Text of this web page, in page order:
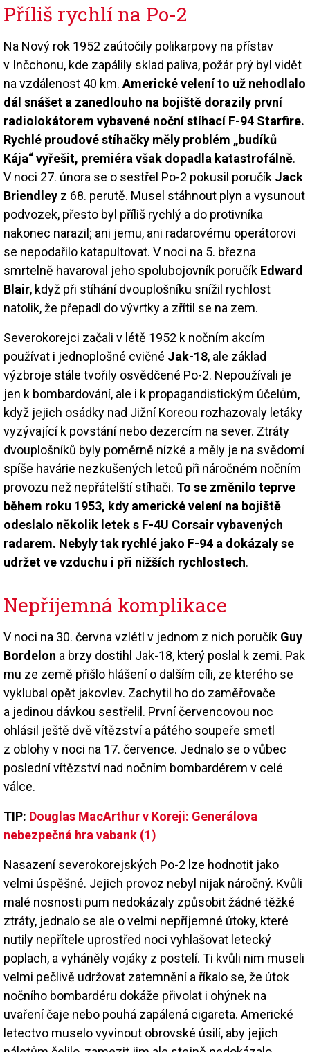
Příliš rychlí na Po-2
Na Nový rok 1952 zaútočily polikarpovy na přístav
v Inčchonu, kde zapálily sklad paliva, požár prý byl vidět
na vzdálenost 40 km. Americké velení to už nehodlalo
dál snášet a zanedlouho na bojiště dorazily první
radiolokátorem vybavené noční stíhací F-94 Starfire.
Rychlé proudové stíhačky měly problém „budíků
Kája“ vyřešit, premiéra však dopadla katastrofálně.
V noci 27. února se o sestřel Po-2 pokusil poručík Jack
Briendley z 68. perutě. Musel stáhnout plyn a vysunout
podvozek, přesto byl příliš rychlý a do protivníka
nakonec narazil; ani jemu, ani radarovému operátorovi
se nepodařilo katapultovat. V noci na 5. března
smrtelně havaroval jeho spolubojovník poručík Edward
Blair, když při stíhání dvouplošníku snížil rychlost
natolik, že přepadl do vývrtky a zřítil se na zem.
Severokorejci začali v létě 1952 k nočním akcím
používat i jednoplošné cvičné Jak-18, ale základ
výzbroje stále tvořily osvědčené Po-2. Nepoužívali je
jen k bombardování, ale i k propagandistickým účelům,
když jejich osádky nad Jižní Koreou rozhazovaly letáky
vyzývající k povstání nebo dezercím na sever. Ztráty
dvouplošníků byly poměrně nízké a měly je na svědomí
spíše havárie nezkušených letců při náročném nočním
provozu než nepřátelští stíhači. To se změnilo teprve
během roku 1953, kdy americké velení na bojiště
odeslalo několik letek s F-4U Corsair vybavených
radarem. Nebyly tak rychlé jako F-94 a dokázaly se
udržet ve vzduchu i při nižších rychlostech.
Nepříjemná komplikace
V noci na 30. června vzlétl v jednom z nich poručík Guy
Bordelon a brzy dostihl Jak-18, který poslal k zemi. Pak
mu ze země přišlo hlášení o dalším cíli, ze kterého se
vyklubal opět jakovlev. Zachytil ho do zaměřovače
a jedinou dávkou sestřelil. První červencovou noc
ohlásil ještě dvě vítězství a pátého soupeře smetl
z oblohy v noci na 17. července. Jednalo se o vůbec
poslední vítězství nad nočním bombardérem v celé
válce.
TIP: Douglas MacArthur v Koreji: Generálova
nebezpečná hra vabank (1)
Nasazení severokorejských Po-2 lze hodnotit jako
velmi úspěšné. Jejich provoz nebyl nijak náročný. Kvůli
malé nosnosti pum nedokázaly způsobit žádné těžké
ztráty, jednalo se ale o velmi nepříjemné útoky, které
nutily nepřítele uprostřed noci vyhlašovat letecký
poplach, a vyháněly vojáky z postelí. Ti kvůli nim museli
velmi pečlivě udržovat zatemnění a říkalo se, že útok
nočního bombardéru dokáže přivolat i ohýnek na
uvaření čaje nebo pouhá zapálená cigareta. Americké
letectvo muselo vyvinout obrovské úsilí, aby jejich